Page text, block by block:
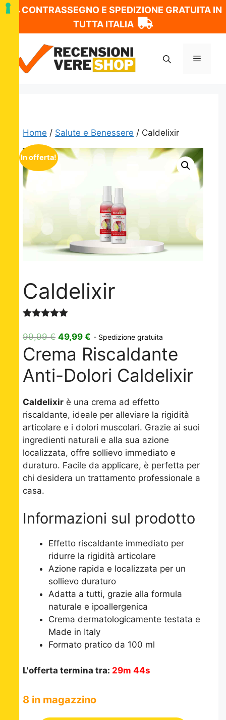
CONTRASSEGNO E SPEDIZIONE GRATUITA IN
TUTTA ITALIA
contenuto
Menu
Home / Salute e Benessere / Caldelixir
In offerta!
Caldelixir
5.00su 5
su base
di
recensioni
99,99€ Il
prezzo
originale
era:
49,99 € Il
prezzo
attuale
è:
- Spedizione gratuita
Crema Riscaldante
Anti-Dolori Caldelixir
Caldelixir è una crema ad effetto
riscaldante, ideale per alleviare la rigidità
articolare e i dolori muscolari. Grazie ai suoi
ingredienti naturali e alla sua azione
localizzata, offre sollievo immediato e
duraturo. Facile da applicare, è perfetta per
chi desidera un trattamento professionale a
casa.
Informazioni sul prodotto
Effetto riscaldante immediato per
ridurre la rigidità articolare
Azione rapida e localizzata per un
sollievo duraturo
Adatta a tutti, grazie alla formula
naturale e ipoallergenica
Crema dermatologicamente testata e
Made in Italy
Formato pratico da 100 ml
L'offerta termina tra: 29m 43s
8 in magazzino